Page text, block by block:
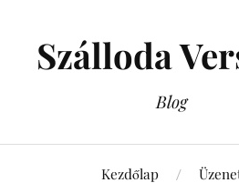
Szálloda
Blog
Kezdőlap